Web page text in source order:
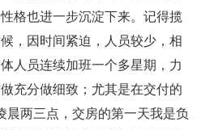
格也进一步沉淀下来。记得揽
，因时间紧迫，人员较少，相
人员连续加班一个多星期，力
充分做细致；尤其是在交付的
晨两三点，交房的第一天我是负